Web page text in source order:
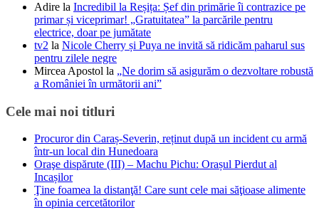
Adire la Incredibil la Reșița: Șef din primărie îi contrazice pe
primar și viceprimar! „Gratuitatea” la parcările pentru
electrice, doar pe jumătate
tv2 la Nicole Cherry și Puya ne invită să ridicăm paharul sus
pentru zilele negre
Mircea Apostol la „Ne dorim să asigurăm o dezvoltare robustă
a României în următorii ani”
Cele mai noi titluri
Procuror din Caraș-Severin, reținut după un incident cu armă
într-un local din Hunedoara
Oraşe dispărute (III) – Machu Pichu: Orașul Pierdut al
Incașilor
Ţine foamea la distanţă! Care sunt cele mai săţioase alimente
în opinia cercetătorilor